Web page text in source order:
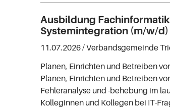
Ausbildung
Systemintegration (m/w/d)
11.07.2026 /Verbandsgemeinde
Planen, Einrichten und Betreiben
Planen, Einrichten und Betreiben
Fehleranalyse und -behebung im
Kolleginnen und Kollegen bei IT-